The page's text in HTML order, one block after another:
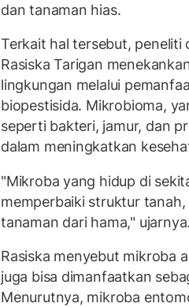
dan tanaman hias.
Terkait hal tersebut, peneliti
Rasiska Tarigan
lingkungan melalui
biopestisida. Mikrobioma,
seperti bakteri, jamur, dan
dalam meningkatkan
"Mikroba yang hidup di
memperbaiki struktur
tanaman dari hama," ujarnya.
Rasiska menyebut mikroba
juga bisa dimanfaatkan
Menurutnya, mikroba